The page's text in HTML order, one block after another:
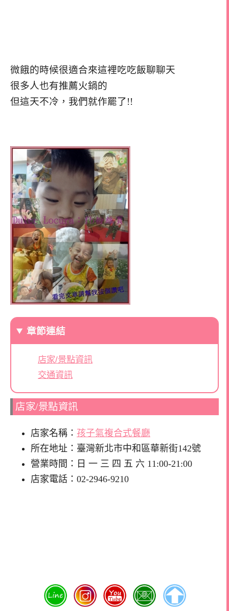
微餓的時候很適合來這裡吃吃飯聊聊天
很多人也有推薦火鍋的
但這天不冷，我們就作罷了!!
章節連結
店家/景點資訊
交通資訊
店家/景點資訊
店家名稱： 孩子氣複合式餐廳
所在地址：臺灣新北市中和區華新街142號
營業時間：日 一 三 四 五 六 11:00-21:00
店家電話：02-2946-9210